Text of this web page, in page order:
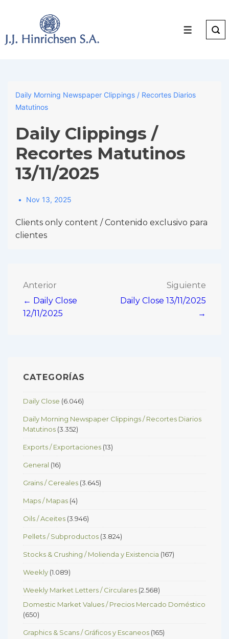
Main
Menu
Daily Morning Newspaper Clippings / Recortes Diarios
Matutinos
Daily Clippings /
Recortes Matutinos
13/11/2025
Nov 13, 2025
Clients only content / Contenido exclusivo para
clientes
Navegación
de
Anterior
← Daily Close
12/11/2025
Siguiente
Daily Close 13/11/2025
→
CATEGORÍAS
Daily Close (6.046)
Daily Morning Newspaper Clippings / Recortes Diarios
Matutinos (3.352)
Exports / Exportaciones (13)
General (16)
Grains / Cereales (3.645)
Maps / Mapas (4)
Oils / Aceites (3.946)
Pellets / Subproductos (3.824)
Stocks & Crushing / Molienda y Existencia (167)
Weekly (1.089)
Weekly Market Letters / Circulares (2.568)
Domestic Market Values / Precios Mercado Doméstico
(650)
Graphics & Scans / Gráficos y Escaneos (165)